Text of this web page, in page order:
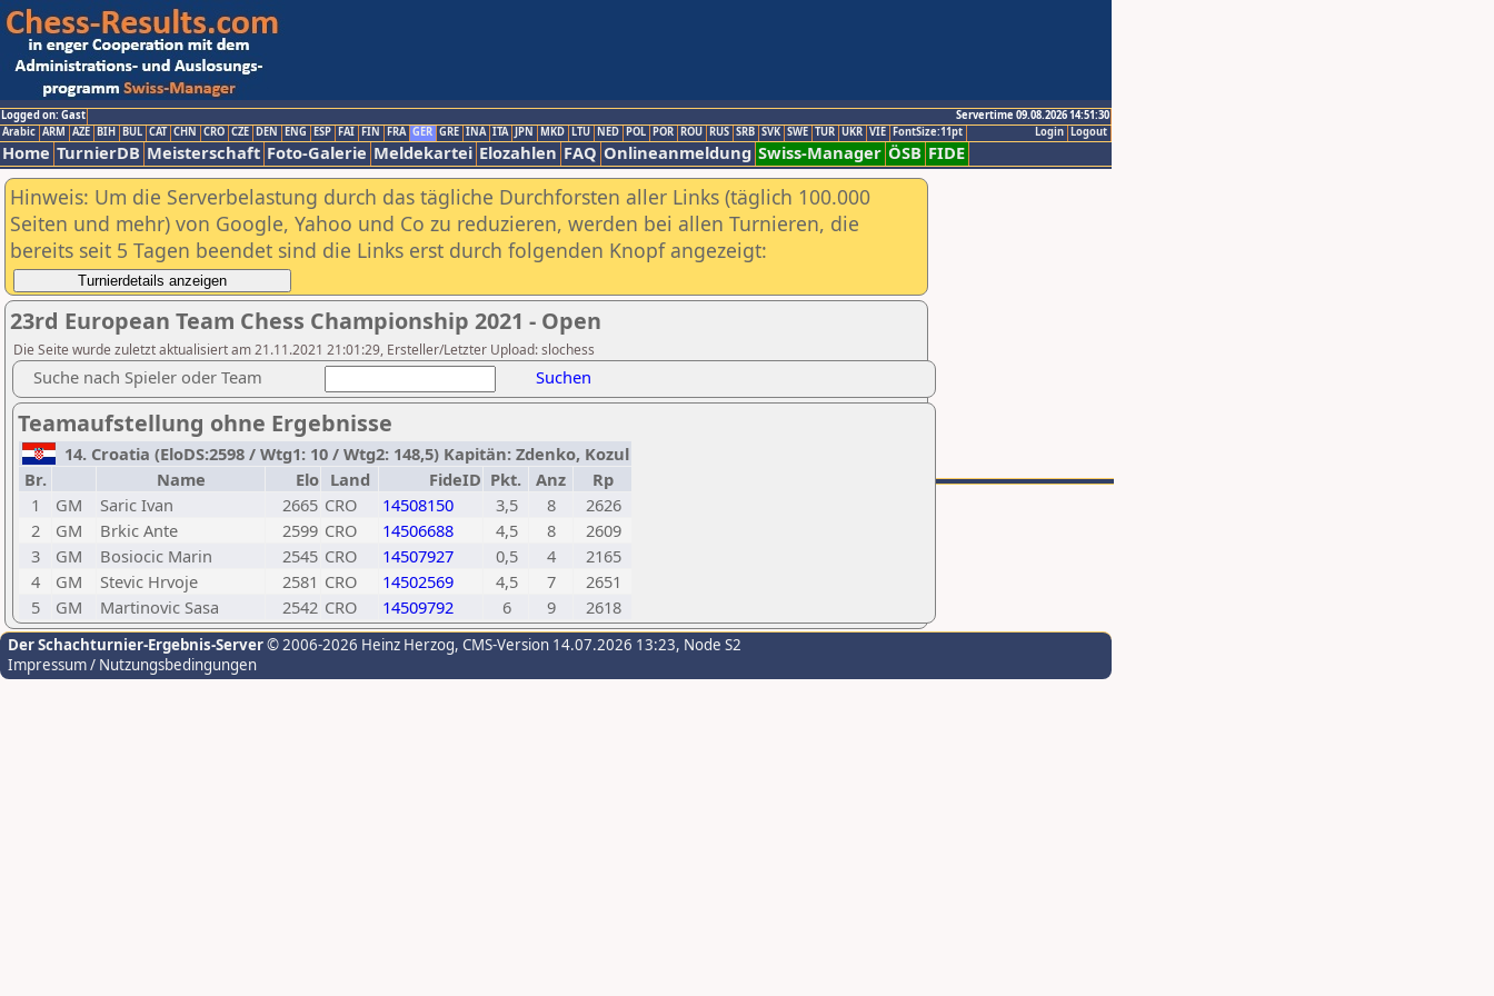
Logged on: Gast
Servertime 09.08.2026 14:51:30
Logout
Login
Arabic ARM AZE BIH BUL CAT CHN CRO CZE DEN ENG ESP FAI FIN FRA GER GRE INA ITA JPN MKD LTU NED POL POR ROU RUS SRB SVK SWE TUR UKR VIE FontSize:11pt
Home TurnierDB Meisterschaft Foto-Galerie Meldekartei Elozahlen FAQ Onlineanmeldung Swiss-Manager ÖSB FIDE
Hinweis: Um die Serverbelastung durch das tägliche Durchforsten aller Links (täglich 100.000
Seiten und mehr) von Google, Yahoo und Co zu reduzieren, werden bei allen Turnieren, die
bereits seit 5 Tagen beendet sind die Links erst durch folgenden Knopf angezeigt:
23rd European Team Chess Championship 2021 - Open
Die Seite wurde zuletzt aktualisiert am 21.11.2021 21:01:29, Ersteller/Letzter Upload: slochess
Suche nach Spieler oder Team Suchen
Teamaufstellung ohne Ergebnisse
14. Croatia (EloDS:2598 / Wtg1: 10 / Wtg2: 148,5) Kapitän: Zdenko, Kozul
Br.
Name Elo Land FideID Pkt. Anz
Rp
1
GM Saric Ivan 2665 CRO 14508150 3,5 8
2626
2
GM Brkic Ante 2599 CRO 14506688 4,5 8
2609
3
GM Bosiocic Marin 2545 CRO 14507927 0,5 4
2165
4
GM Stevic Hrvoje 2581 CRO 14502569 4,5 7
2651
5
GM Martinovic Sasa 2542 CRO 14509792 6 9 2618
Der Schachturnier-Ergebnis-Server© 2006-2026 Heinz Herzog, CMS-Version 14.07.2026 13:23, Node S2
Impressum / Nutzungsbedingungen